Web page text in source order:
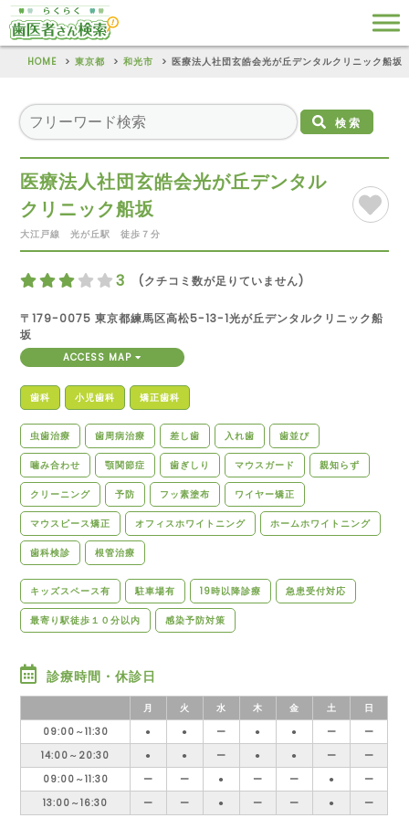
HOME 東京都 和光市 医療法人社団玄皓会光が丘デンタルクリニック船坂
検索
医療法人社団玄皓会光が丘デンタル
クリニック船坂
大江戸線 光が丘駅 徒歩７分
3 (クチコミ数が足りていません)
〒179-0075 東京都練馬区高松5-13-1光が丘デンタルクリニック船
坂
ACCESS MAP
歯科 小児歯科 矯正歯科
虫歯治療 歯周病治療 差し歯 入れ歯 歯並び
噛み合わせ 顎関節症 歯ぎしり マウスガード 親知らず
クリーニング 予防 フッ素塗布 ワイヤー矯正
マウスピース矯正 オフィスホワイトニング ホームホワイトニング
歯科検診 根管治療
キッズスペース有 駐車場有 19時以降診療 急患受付対応
最寄り駅徒歩１０分以内 感染予防対策
診療時間・休診日
月 火 水 木 金 土
日
09:00～11:30
● ● ー ● ● ー
ー
14:00～20:30
● ● ー ● ● ー
ー
09:00～11:30
ー ー ● ー ー ●
ー
13:00～16:30
ー ー ● ー ー ● ー